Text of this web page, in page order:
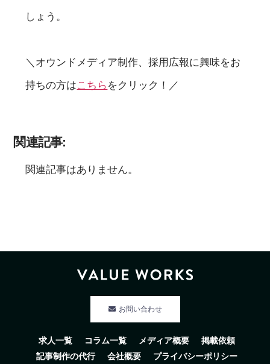
しょう。
＼オウンドメディア制作、採用広報に興味をお
持ちの方はこちら をクリック！／
関連記事:
関連記事はありません。
お問い合わせ
求人一覧 コラム一覧 メディア概要
掲載依頼
記事制作の代行
会社概要 プライバシーポリシー